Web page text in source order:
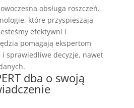
obsługa roszczeń.
które przyspieszają
efektywni i
pomagają ekspertom
i sprawiedliwe decyzje, nawet
dba o swoją